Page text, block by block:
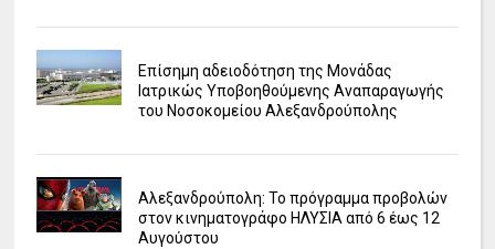
Επίσημη αδειοδότηση της Μονάδας
Ιατρικώς Υποβοηθούμενης Αναπαραγωγής
του Νοσοκομείου Αλεξανδρούπολης
Αλεξανδρούπολη: Το πρόγραμμα προβολών
στον κινηματογράφο ΗΛΥΣΙΑ από 6 έως 12
Αυγούστου